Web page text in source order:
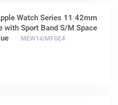
Watch Series 11 42mm
with Sport Band S/M Space
MEW14/MFGE4